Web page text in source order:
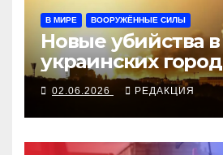
В МИРЕ ВООРУЖЁННЫЕ СИЛЫ
Новые убийства в
украинских
новые удары по
российским НПЗ
02.06.2026 РЕДАКЦИЯ